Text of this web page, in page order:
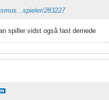
283227
spiller vidst også fast dernede